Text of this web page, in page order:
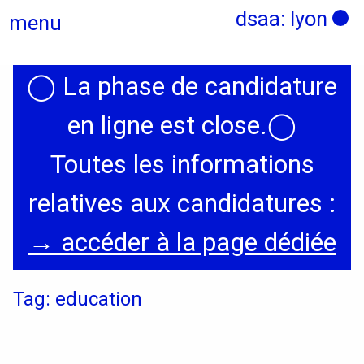
menu dsaa: lyon
Actualités
Candidatures
Graphisme, médias, médiations
Espace, Usages, Territoires
◯ La phase de candidature
en ligne est close.◯
Toutes les informations
relatives aux candidatures :
→ accéder à la page dédiée
Tag: education